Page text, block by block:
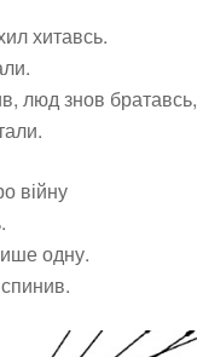
хитавсь.
люд знов братавсь,
війну
одну.